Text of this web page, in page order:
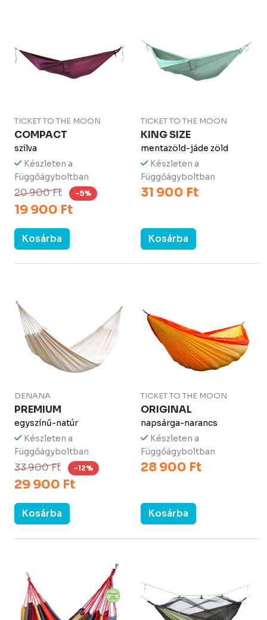
TICKET TO THE MOON
COMPACT
szilva
Készleten a
Függőágyboltban
20 900 Ft -5%
19 900 Ft
Kosárba
TICKET TO THE MOON
KING SIZE
mentazöld-jáde zöld
Készleten a
Függőágyboltban
31 900 Ft
Kosárba
DENANA
PREMIUM
egyszínű-natúr
Készleten a
Függőágyboltban
33 900 Ft -12%
29 900 Ft
Kosárba
TICKET TO THE MOON
ORIGINAL
napsárga-narancs
Készleten a
Függőágyboltban
28 900 Ft
Kosárba